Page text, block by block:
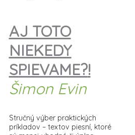
AJ TOTO
NIEKEDY
SPIEVAME?!
Šimon Evin
Stručný výber praktických
príkladov – textov piesní, ktoré